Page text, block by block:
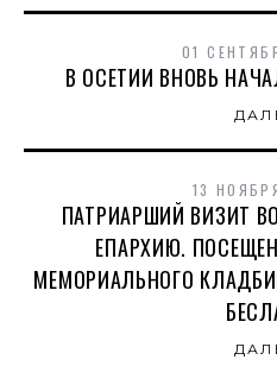
01
В ОСЕТИИ ВНОВЬ
13
ПАТРИАРШИЙ ВИЗИТ
ЕПАРХИЮ.
МЕМОРИАЛЬНОГО